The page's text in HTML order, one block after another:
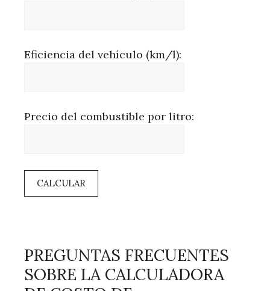
Eficiencia del vehículo (km/l):
Precio del combustible por litro:
CALCULAR
PREGUNTAS FRECUENTES
SOBRE LA CALCULADORA